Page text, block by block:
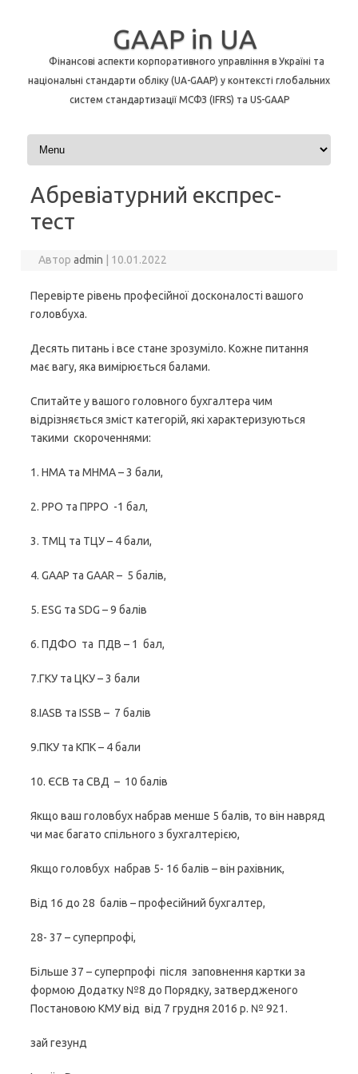
GAAP in UA
Фінансові аспекти корпоративного управління в Україні та
національні стандарти обліку (UA-GAAP) у контексті глобальних
систем стандартизації МСФЗ (IFRS) та US-GAAP
Перейти до контенту
Абревіатурний експрес-
тест
Авторadmin 10.01.2022
Перевірте рівень професійної досконалості вашого
головбуха.
Десять питань і все стане зрозуміло. Кожне питання
має вагу, яка вимірюється балами.
Спитайте у вашого головного бухгалтера чим
відрізняється зміст категорій, які характеризуються
такими скороченнями:
1. НМА та МНМА – 3 бали,
2. РРО та ПРРО -1 бал,
3. ТМЦ та ТЦУ – 4 бали,
4. GAAP та GAAR – 5 балів,
5. ESG та SDG – 9 балів
6. ПДФО та ПДВ – 1 бал,
7.ГКУ та ЦКУ – 3 бали
8.IASB та ISSB – 7 балів
9.ПКУ та КПК – 4 бали
10. ЄСВ та СВД – 10 балів
Якщо ваш головбух набрав менше 5 балів, то він навряд
чи має багато спільного з бухгалтерією,
Якщо головбух набрав 5- 16 балів – він рахівник,
Від 16 до 28 балів – професійний бухгалтер,
28- 37 – суперпрофі,
Більше 37 – суперпрофі після заповнення картки за
формою Додатку №8 до Порядку, затвердженого
Постановою КМУ від від 7 грудня 2016 р. № 921.
зай гезунд